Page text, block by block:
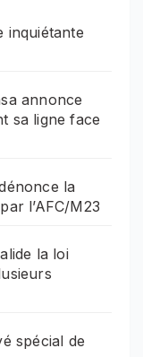
inquiétante
annonce
sa ligne face
la
l’AFC/M23
la loi
spécial de